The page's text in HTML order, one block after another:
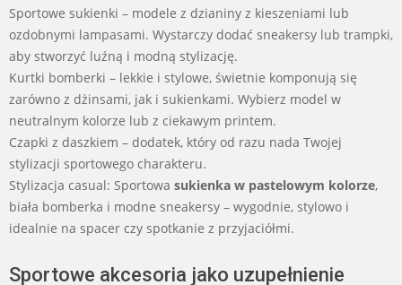
Sportowe sukienki – modele z dzianiny z kieszeniami lub
ozdobnymi lampasami. Wystarczy dodać sneakersy lub trampki,
aby stworzyć luźną i modną stylizację.
Kurtki bomberki – lekkie i stylowe, świetnie komponują się
zarówno z dżinsami, jak i sukienkami. Wybierz model w
neutralnym kolorze lub z ciekawym printem.
Czapki z daszkiem – dodatek, który od razu nada Twojej
stylizacji sportowego charakteru.
Stylizacja casual: Sportowa sukienka w pastelowym kolorze,
biała bomberka i modne sneakersy – wygodnie, stylowo i
idealnie na spacer czy spotkanie z przyjaciółmi.
Sportowe akcesoria jako uzupełnienie